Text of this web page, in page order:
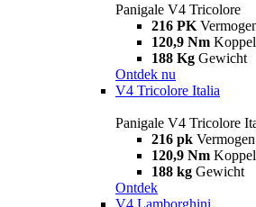
Panigale V4 Tricolore
216 PK
120,9 Nm Koppel
188 Kg Gewicht
Ontdek nu
V4 Tricolore Italia
Panigale V4 Tricolore
216 pk Vermogen
120,9 Nm Koppel
188 kg Gewicht
Ontdek
V4 Lamborghini